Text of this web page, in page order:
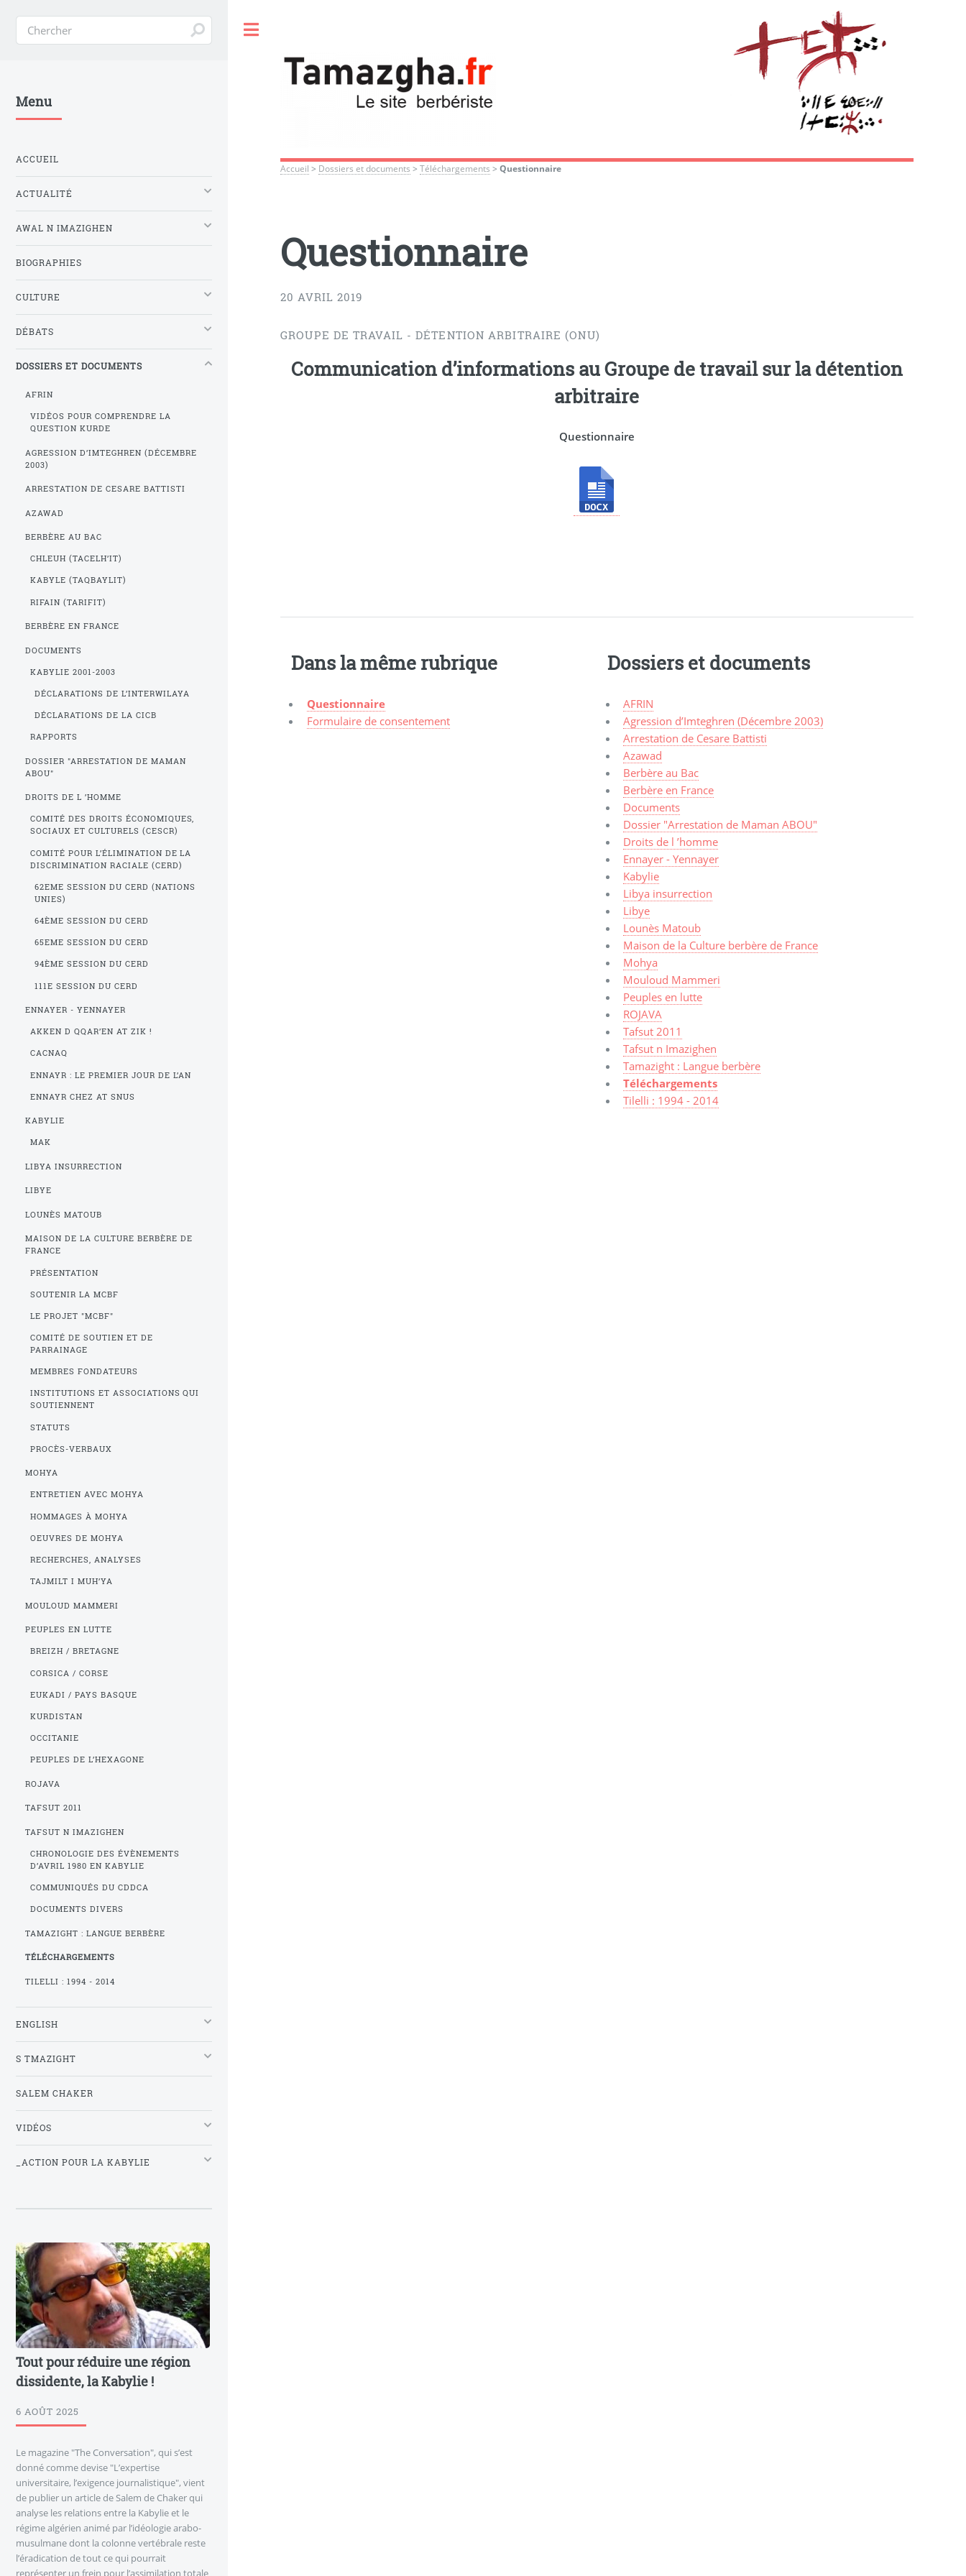
Accueil > Dossiers et documents >Téléchargements >Questionnaire
Questionnaire
20 AVRIL 2019
GROUPE DE TRAVAIL - DÉTENTION ARBITRAIRE (ONU)
Communication d’informations au Groupe de travail sur la détention
arbitraire
Questionnaire
Dans la même rubrique
Questionnaire
Formulaire de consentement
Dossiers et documents
AFRIN
Agression d’Imteghren (Décembre 2003)
Arrestation de Cesare Battisti
Azawad
Berbère au Bac
Berbère en France
Documents
Dossier "Arrestation de Maman ABOU"
Droits de l ’homme
Ennayer - Yennayer
Kabylie
Libya insurrection
Libye
Lounès Matoub
Maison de la Culture berbère de France
Mohya
Mouloud Mammeri
Peuples en lutte
ROJAVA
Tafsut 2011
Tafsut n Imazighen
Tamazight : Langue berbère
Téléchargements
Tilelli : 1994 - 2014
Menu
ACCUEIL
ACTUALITÉ
AWAL N IMAZIGHEN
BIOGRAPHIES
CULTURE
DÉBATS
DOSSIERS ET DOCUMENTS
AFRIN
VIDÉOS POUR COMPRENDRE LA
QUESTION KURDE
AGRESSION D’IMTEGHREN (DÉCEMBRE
2003)
ARRESTATION DE CESARE BATTISTI
AZAWAD
BERBÈRE AU BAC
CHLEUH (TACELH’IT)
KABYLE (TAQBAYLIT)
RIFAIN (TARIFIT)
BERBÈRE EN FRANCE
DOCUMENTS
KABYLIE 2001-2003
DÉCLARATIONS DE L’INTERWILAYA
DÉCLARATIONS DE LA CICB
RAPPORTS
DOSSIER "ARRESTATION DE MAMAN
ABOU"
DROITS DE L ’HOMME
COMITÉ DES DROITS ÉCONOMIQUES,
SOCIAUX ET CULTURELS (CESCR)
COMITÉ POUR L’ÉLIMINATION DE LA
DISCRIMINATION RACIALE (CERD)
62EME SESSION DU CERD (NATIONS
UNIES)
64ÈME SESSION DU CERD
65EME SESSION DU CERD
94ÈME SESSION DU CERD
111E SESSION DU CERD
ENNAYER - YENNAYER
AKKEN D QQAR’EN AT ZIK !
CACNAQ
ENNAYR : LE PREMIER JOUR DE L’AN
ENNAYR CHEZ AT SNUS
KABYLIE
MAK
LIBYA INSURRECTION
LIBYE
LOUNÈS MATOUB
MAISON DE LA CULTURE BERBÈRE DE
FRANCE
PRÉSENTATION
SOUTENIR LA MCBF
LE PROJET "MCBF"
COMITÉ DE SOUTIEN ET DE
PARRAINAGE
MEMBRES FONDATEURS
INSTITUTIONS ET ASSOCIATIONS QUI
SOUTIENNENT
STATUTS
PROCÈS-VERBAUX
MOHYA
ENTRETIEN AVEC MOHYA
HOMMAGES À MOHYA
OEUVRES DE MOHYA
RECHERCHES, ANALYSES
TAJMILT I MUH’YA
MOULOUD MAMMERI
PEUPLES EN LUTTE
BREIZH / BRETAGNE
CORSICA / CORSE
EUKADI / PAYS BASQUE
KURDISTAN
OCCITANIE
PEUPLES DE L’HEXAGONE
ROJAVA
TAFSUT 2011
TAFSUT N IMAZIGHEN
CHRONOLOGIE DES ÉVÈNEMENTS
D’AVRIL 1980 EN KABYLIE
COMMUNIQUÉS DU CDDCA
DOCUMENTS DIVERS
TAMAZIGHT : LANGUE BERBÈRE
TÉLÉCHARGEMENTS
TILELLI : 1994 - 2014
ENGLISH
S TMAZIGHT
SALEM CHAKER
VIDÉOS
_ACTION POUR LA KABYLIE
Tout pour réduire une région
dissidente, la Kabylie !
6 AOÛT 2025
Le magazine "The Conversation", qui s’est
donné comme devise "L’expertise
universitaire, l’exigence journalistique", vient
de publier un article de Salem de Chaker qui
analyse les relations entre la Kabylie et le
régime algérien animé par l’idéologie arabo-
musulmane dont la colonne vertébrale reste
l’éradication de tout ce qui pourrait
représenter un frein pour l’assimilation totale